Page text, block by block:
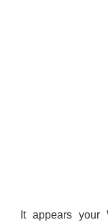
पशु शाखाIt appears your